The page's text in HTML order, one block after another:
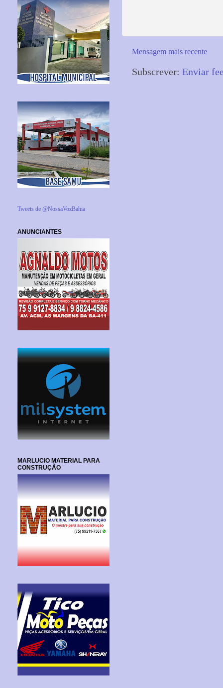
Mensagem mais recente
Subscrever: Enviar
Tweets de @NossaVozBahia
ANUNCIANTES
MARLUCIO MATERIAL PARA
CONSTRUÇÃO